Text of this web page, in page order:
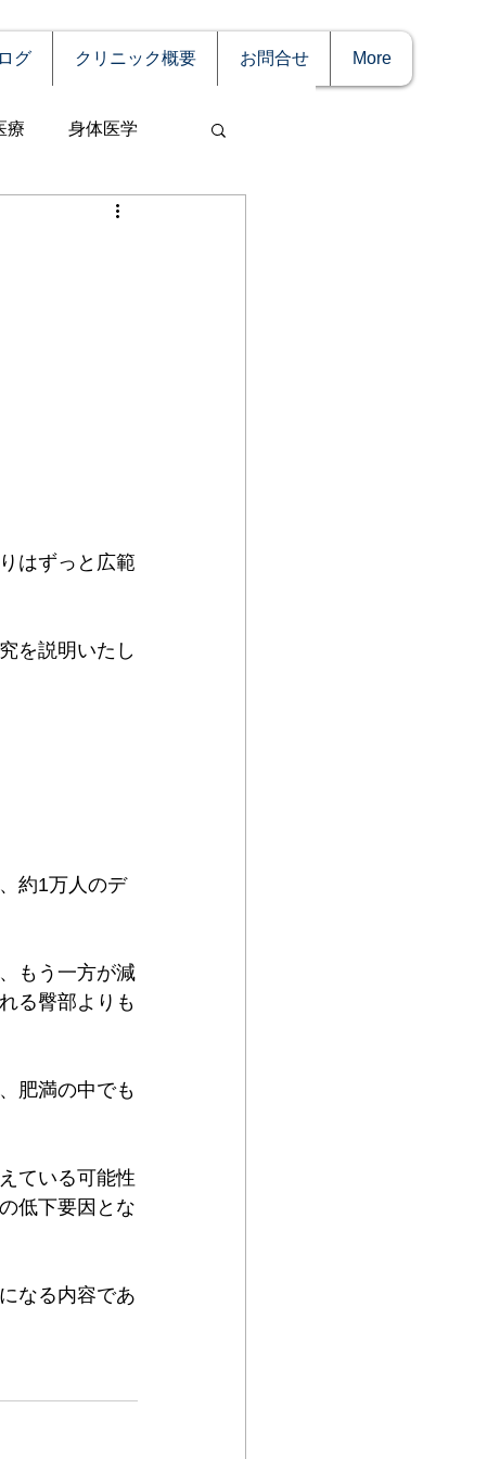
グ クリニック概要 お問合せ More
療 身体医学
はずっと広範
を説明いたし
約1万人のデ
もう一方が減
る臀部よりも
肥満の中でも
ている可能性
低下要因とな
なる内容であ